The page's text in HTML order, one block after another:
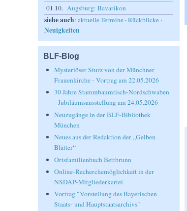
01.10. Augsburg: Bavarikon
siehe auch:aktuelle Termine ·Rückblicke ·
Neuigkeiten
BLF-Blog
Mysteriöser Sturz von der Münchner
Frauenkirche - Vortrag am 22.05.2026
30 Jahre Stammbaumtisch-Nordschwaben
- Jubiläumsausstellung am 24.05.2026
Neuzugänge in der BLF-Bibliothek
München
Neues aus der Redaktion der „Gelben
Blätter“
Ortsfamilienbuch Bettbrunn
Online-Recherchemöglichkeit in der
NSDAP-Mitgliederkartei
Vortrag "Vorstellung des Bayerischen
Staats- und Hauptstaatsarchivs"